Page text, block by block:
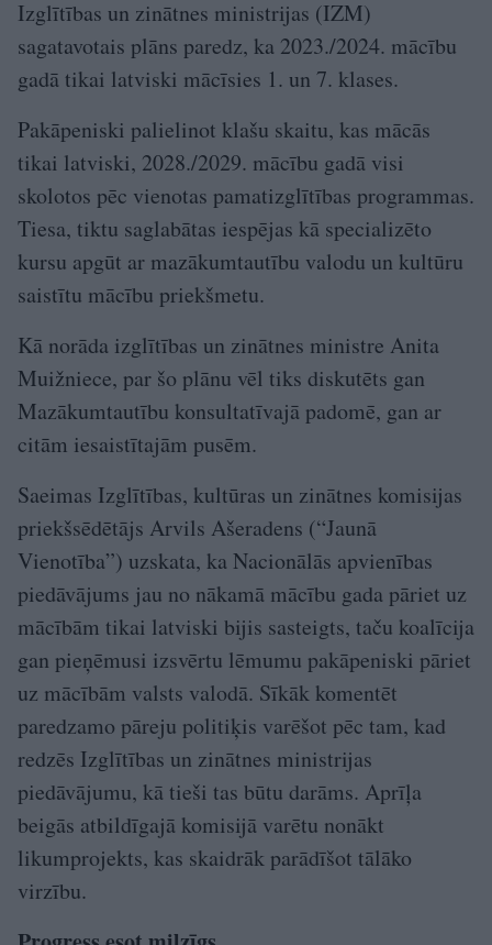
Izglītības un zinātnes ministrijas (IZM)
sagatavotais plāns paredz, ka 2023./2024. mācību
gadā tikai latviski mācīsies 1. un 7. klases.
Pakāpeniski palielinot klašu skaitu, kas mācās
tikai latviski, 2028./2029. mācību gadā visi
skolotos pēc vienotas pamatizglītības programmas.
Tiesa, tiktu saglabātas iespējas kā specializēto
kursu apgūt ar mazākumtautību valodu un kultūru
saistītu mācību priekšmetu.
Kā norāda izglītības un zinātnes ministre Anita
Muižniece, par šo plānu vēl tiks diskutēts gan
Mazākumtautību konsultatīvajā padomē, gan ar
citām iesaistītajām pusēm.
Saeimas Izglītības, kultūras un zinātnes komisijas
priekšsēdētājs Arvils Ašeradens (“Jaunā
Vienotība”) uzskata, ka Nacionālās apvienības
piedāvājums jau no nākamā mācību gada pāriet uz
mācībām tikai latviski bijis sasteigts, taču koalīcija
gan pieņēmusi izsvērtu lēmumu pakāpeniski pāriet
uz mācībām valsts valodā. Sīkāk komentēt
paredzamo pāreju politiķis varēšot pēc tam, kad
redzēs Izglītības un zinātnes ministrijas
piedāvājumu, kā tieši tas būtu darāms. Aprīļa
beigās atbildīgajā komisijā varētu nonākt
likumprojekts, kas skaidrāk parādīšot tālāko
virzību.